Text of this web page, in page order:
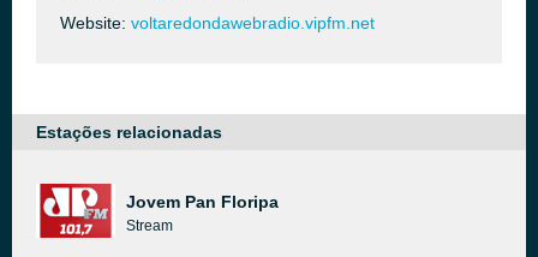
Website: voltaredondawebradio.vipfm.net
Estações relacionadas
Jovem Pan Floripa
Stream